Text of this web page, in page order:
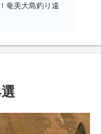
奄美大島釣り遠